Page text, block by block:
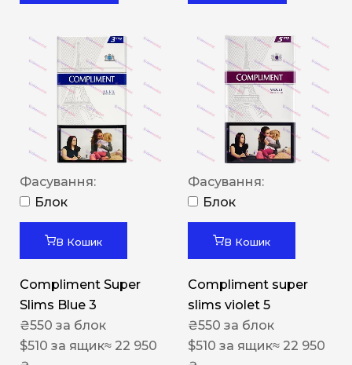
Фасування:
Блок
В Кошик
Compliment Super
Slims Blue 3
₴550 за блок
$510 за ящик≈ 22 950
Фасування:
Блок
В Кошик
Compliment super
slims violet 5
₴550 за блок
$510 за ящик≈ 22 950